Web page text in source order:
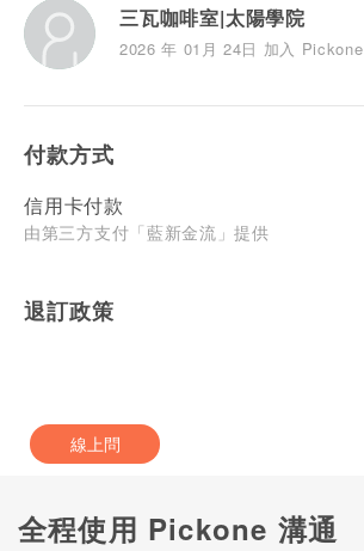
三瓦咖啡室|太陽學院
2026 年 01月 24日 加入 Pickone
付款方式
信用卡付款
由第三方支付「藍新金流」提供
退訂政策
線上問
全程使用 Pickone 溝通